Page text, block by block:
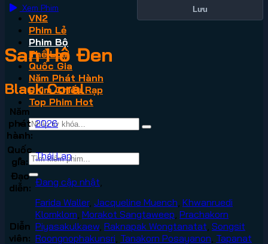
VN2
Phim Lẻ
Phim Bộ
Thể Loại
Quốc Gia
Năm Phát Hành
Phim Chiếu Rạp
Top Phim Hot
Xem Phim Lưu
San Hô Đen
Black Coral
Năm
phát
hành:
2026
Quốc
gia:
Thái Lan
Đạo
diễn: Đang cập nhật
Diễn
viên:
Farida Waller, Jacqueline Muench Khwanruedi
Klomklom Morakot Sangtaweep Prachakorn
Piyasakulkaew Raknapak Wongtanatat Songsit
Roongnophakunsri Tanakorn Posayanon Tapanat